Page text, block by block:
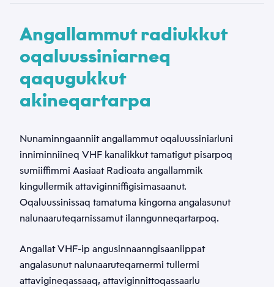
Angallammut radiukkut
oqaluussiniarneq
qaqugukkut
akineqartarpa
Nunaminngaanniit angallammut oqaluussiniarluni
inniminniineq VHF kanalikkut tamatigut pisarpoq
sumiiffimmi Aasiaat Radioata angallammik
kingullermik attaviginniffigisimasaanut.
Oqaluussinissaq tamatuma kingorna angalasunut
nalunaaruteqarnissamut ilanngunneqartarpoq.
Angallat VHF-ip angusinnaanngisaaniippat
angalasunut nalunaaruteqarnermi tullermi
attavigineqassaaq, attaviginnittoqassaarlu
Nassiuguk